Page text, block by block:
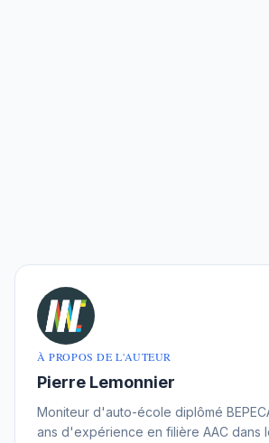
À PROPOS DE L'AUTEUR
Pierre Lemonnier
Moniteur d'auto-école diplômé
ans d'expérience en filière AAC dans